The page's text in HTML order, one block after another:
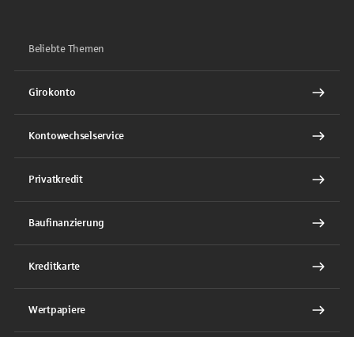
Beliebte Themen
Girokonto
Kontowechselservice
Privatkredit
Baufinanzierung
Kreditkarte
Wertpapiere